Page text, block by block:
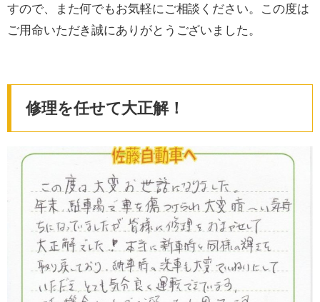
すので、また何でもお気軽にご相談ください。この度は
ご用命いただき誠にありがとうございました。
修理を任せて大正解！